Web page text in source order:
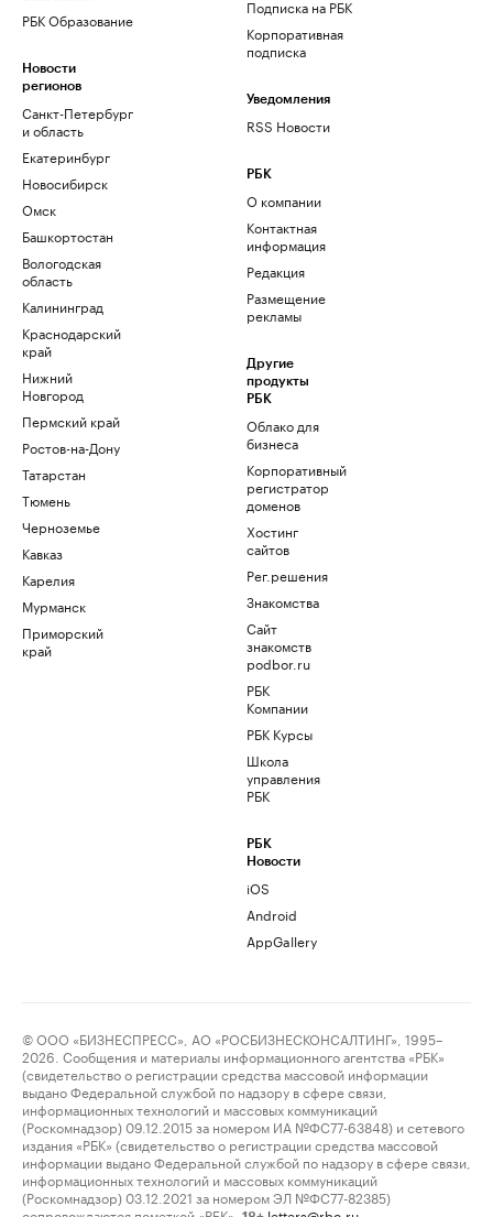
РБК Образование
Новости
регионов
Санкт-Петербург
и область
Екатеринбург
Новосибирск
Омск
Башкортостан
Вологодская
область
Калининград
Краснодарский
край
Нижний
Новгород
Пермский край
Ростов-на-Дону
Татарстан
Тюмень
Черноземье
Кавказ
Карелия
Мурманск
Приморский
край
Подписка на РБК
Корпоративная
подписка
Уведомления
RSS Новости
РБК
О компании
Контактная
информация
Редакция
Размещение
рекламы
Другие
продукты
РБК
Облако для
бизнеса
Корпоративный
регистратор
доменов
Хостинг
сайтов
Рег.решения
Знакомства
Сайт
знакомств
podbor.ru
РБК
Компании
РБК Курсы
Школа
управления
РБК
РБК
Новости
iOS
Android
AppGallery
© ООО «БИЗНЕСПРЕСС», АО «РОСБИЗНЕСКОНСАЛТИНГ», 1995–
2026. Сообщения и материалы информационного агентства «РБК»
(свидетельство о регистрации средства массовой информации
выдано Федеральной службой по надзору в сфере связи,
информационных технологий и массовых коммуникаций
(Роскомнадзор) 09.12.2015 за номером ИА №ФС77-63848) и сетевого
издания «РБК» (свидетельство о регистрации средства массовой
информации выдано Федеральной службой по надзору в сфере связи,
информационных технологий и массовых коммуникаций
(Роскомнадзор) 03.12.2021 за номером ЭЛ №ФС77-82385)